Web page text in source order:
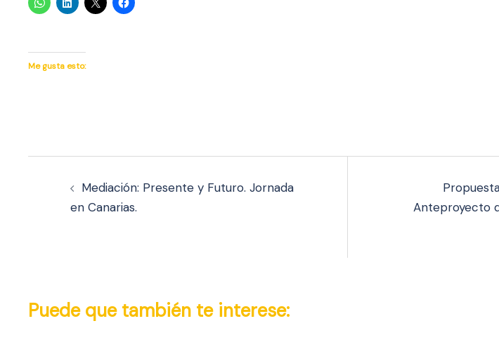
Me gusta esto:
entradas
Mediación: Presente y Futuro. Jornada
en Canarias.
Anteproyecto
Puede que también te interese: